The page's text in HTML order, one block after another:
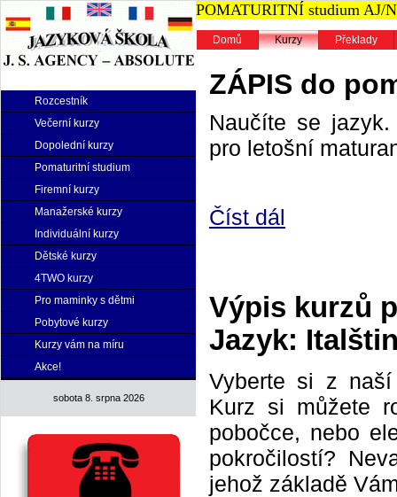
Rozcestník
Večerní kurzy
Dopolední kurzy
Pomaturitní studium
Firemní kurzy
Manažerské kurzy
Individuální kurzy
Dětské kurzy
4TWO kurzy
Pro maminky s dětmi
Pobytové kurzy
Kurzy vám na míru
Akce!
sobota 8. srpna 2026
POMATURITNÍ studium AJ/
Domů Kurzy Překlady
ZÁPIS do
Naučíte se
pro letošní
Číst dál
Výpis kurzů
Jazyk:
Vyberte si z
Kurz si můžete
pobočce, nebo
pokročilostí?
jehož základě